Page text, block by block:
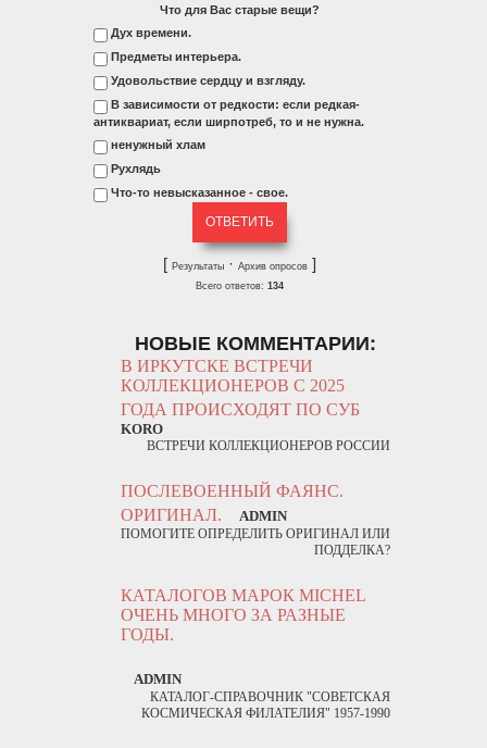
Что для Вас старые вещи?
Дух времени.
Предметы интерьера.
Удовольствие сердцу и взгляду.
В зависимости от редкости: если редкая-
антиквариат, если ширпотреб, то и не нужна.
ненужный хлам
Рухлядь
Что-то невысказанное - свое.
[ Результаты· Архив опросов]
Всего ответов: 134
НОВЫЕ КОММЕНТАРИИ:
В ИРКУТСКЕ ВСТРЕЧИ
КОЛЛЕКЦИОНЕРОВ С 2025
ГОДА ПРОИСХОДЯТ ПО СУБ
KORO
ВСТРЕЧИ КОЛЛЕКЦИОНЕРОВ РОССИИ
ПОСЛЕВОЕННЫЙ ФАЯНС.
ОРИГИНАЛ.
ADMIN
ПОМОГИТЕ ОПРЕДЕЛИТЬ ОРИГИНАЛ ИЛИ
ПОДДЕЛКА?
КАТАЛОГОВ МАРОК MICHEL
ОЧЕНЬ МНОГО ЗА РАЗНЫЕ
ГОДЫ.
ADMIN
КАТАЛОГ-СПРАВОЧНИК "СОВЕТСКАЯ
КОСМИЧЕСКАЯ ФИЛАТЕЛИЯ" 1957-1990